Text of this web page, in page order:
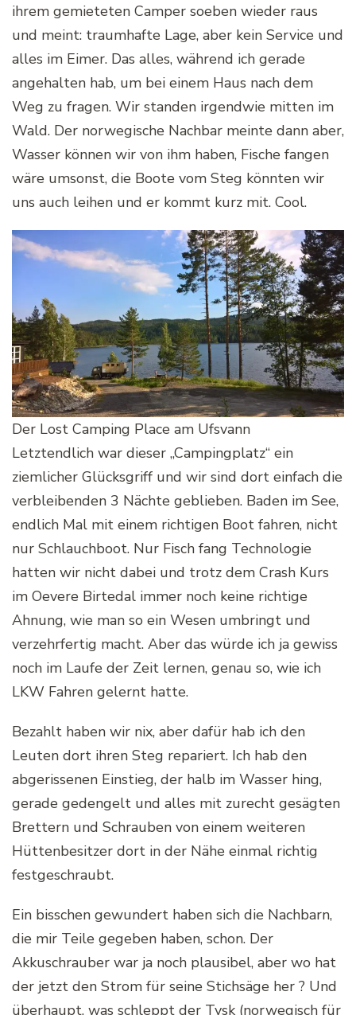
ihrem gemieteten Camper soeben wieder raus
und meint: traumhafte Lage, aber kein Service und
alles im Eimer. Das alles, während ich gerade
angehalten hab, um bei einem Haus nach dem
Weg zu fragen. Wir standen irgendwie mitten im
Wald. Der norwegische Nachbar meinte dann aber,
Wasser können wir von ihm haben, Fische fangen
wäre umsonst, die Boote vom Steg könnten wir
uns auch leihen und er kommt kurz mit. Cool.
Der Lost Camping Place am Ufsvann
Letztendlich war dieser „Campingplatz“ ein
ziemlicher Glücksgriff und wir sind dort einfach die
verbleibenden 3 Nächte geblieben. Baden im See,
endlich Mal mit einem richtigen Boot fahren, nicht
nur Schlauchboot. Nur Fisch fang Technologie
hatten wir nicht dabei und trotz dem Crash Kurs
im Oevere Birtedal immer noch keine richtige
Ahnung, wie man so ein Wesen umbringt und
verzehrfertig macht. Aber das würde ich ja gewiss
noch im Laufe der Zeit lernen, genau so, wie ich
LKW Fahren gelernt hatte.
Bezahlt haben wir nix, aber dafür hab ich den
Leuten dort ihren Steg repariert. Ich hab den
abgerissenen Einstieg, der halb im Wasser hing,
gerade gedengelt und alles mit zurecht gesägten
Brettern und Schrauben von einem weiteren
Hüttenbesitzer dort in der Nähe einmal richtig
festgeschraubt.
Ein bisschen gewundert haben sich die Nachbarn,
die mir Teile gegeben haben, schon. Der
Akkuschrauber war ja noch plausibel, aber wo hat
der jetzt den Strom für seine Stichsäge her ? Und
überhaupt, was schleppt der Tysk (norwegisch für